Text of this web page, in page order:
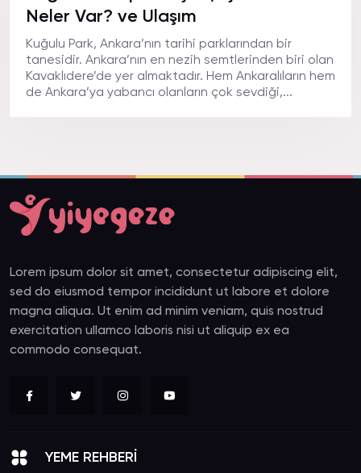
Neler Var? ve Ulaşım
Kuğulu Park, Ankara’nın tarihi parklarından bir
tanesidir. Ankara’nın en nezih semtlerinden biri olan
Kavaklıdere’de yer almaktadır. Hem Ankaralıların hem
de Ankara’ya yabancı olanların çok sevdiği,...
Lorem ipsum dolor sit amet, consectetur adipiscing elit,
sed do eiusmod tempor incididunt ut labore et dolore
magna aliqua. Ut enim ad minim veniam, quis nostrud
exercitation ullamco laboris nisi ut aliquip ex ea
commodo consequat.
YEME REHBERİ